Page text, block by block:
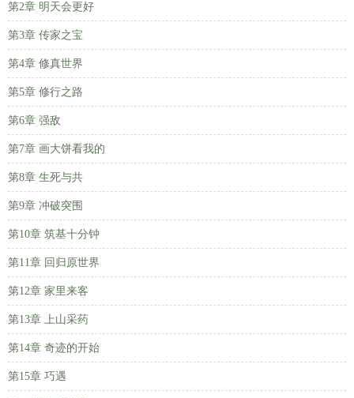
第2章 明天会更好
第3章 传家之宝
第4章 修真世界
第5章 修行之路
第6章 强敌
第7章 画大饼看我的
第8章 生死与共
第9章 冲破突围
第10章 筑基十分钟
第11章 回归原世界
第12章 家里来客
第13章 上山采药
第14章 奇迹的开始
第15章 巧遇